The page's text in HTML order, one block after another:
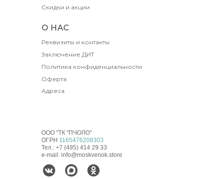
ООО "ТК "ПЧОЛО"
ОГРН 1165476208303
Тел.: +7 (495) 414 29 33
e-mail: info@moskvenok.store
Скидки и акции
О НАС
Реквизиты и контакты
Заключение ДИТ
Политика конфиденциальности
Оферта
Адреса